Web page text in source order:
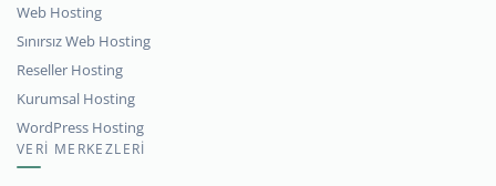
Web Hosting
Sınırsız Web Hosting
Reseller Hosting
Kurumsal Hosting
WordPress Hosting
VERİ MERKEZLERİ